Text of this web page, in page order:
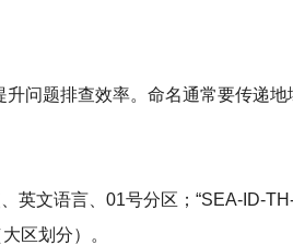
问题排查效率。命名通常要传递
、英文语言、01号分区；“SEA-ID-
区划分）。